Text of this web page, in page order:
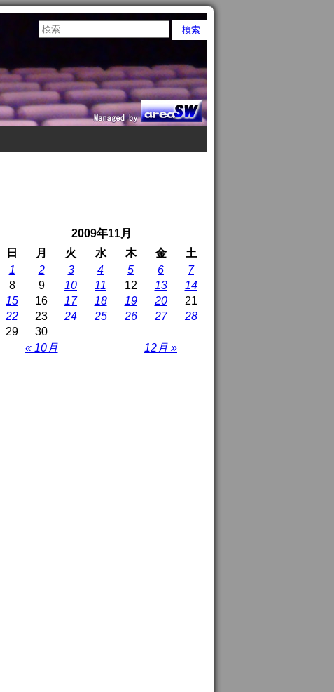
2009年11月
日
月 火 水 木 金 土
« 10月 12月 »
1 2 3 4 5 6
7
8
9 10 11 12 13
14
15
16 17 18 19 20
21
22
23 24 25 26 27
28
29
30